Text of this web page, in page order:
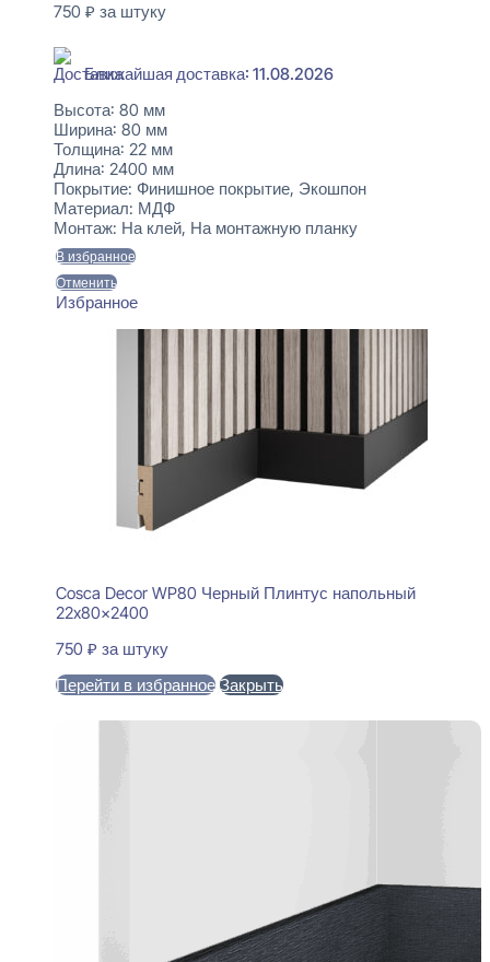
750 ₽ за штуку
Ближайшая доставка: 11.08.2026
Высота: 80 мм
Ширина: 80 мм
Толщина: 22 мм
Длина: 2400 мм
Покрытие: Финишное покрытие, Экошпон
Материал: МДФ
Монтаж: На клей, На монтажную планку
В избранное
Отменить
Избранное
Cosca Decor WP80 Черный Плинтус напольный
22x80x2400
750 ₽ за штуку
Перейти в избранное Закрыть